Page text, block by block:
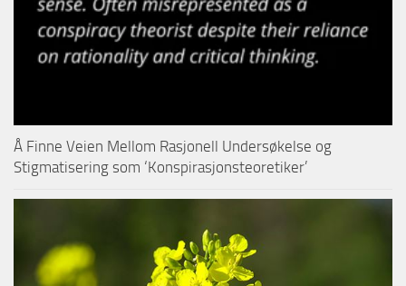
Å Finne Veien Mellom Rasjonell Undersøkelse og
Stigmatisering som ‘Konspirasjonsteoretiker’